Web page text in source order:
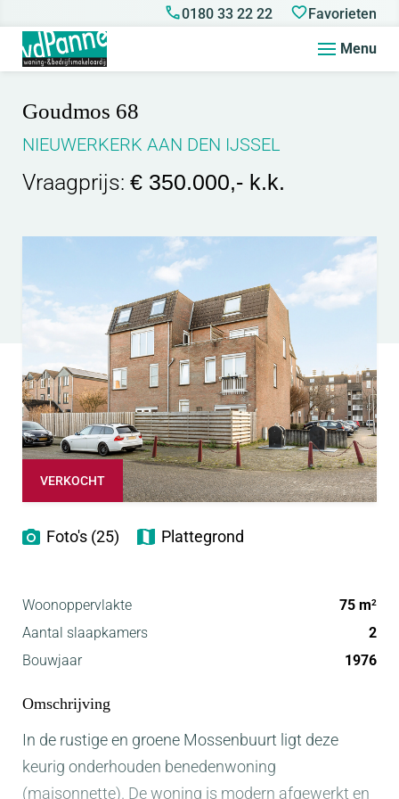
0180 33 22 22 Favorieten
Menu
Goudmos 68
NIEUWERKERK AAN DEN IJSSEL
Vraagprijs: € 350.000,- k.k.
VERKOCHT
Foto's (25) Plattegrond
Woonoppervlakte 75 m2
Aantal slaapkamers
2
Bouwjaar
1976
Omschrijving
In de rustige en groene Mossenbuurt ligt deze
keurig onderhouden benedenwoning
(maisonnette). De woning is modern afgewerkt en